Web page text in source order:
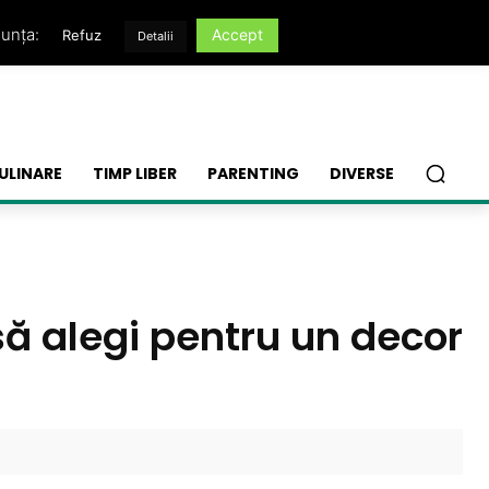
TIMP LIBER PARENTING DIVERSE
alegi pentru un decor
Refuz Detalii Accept